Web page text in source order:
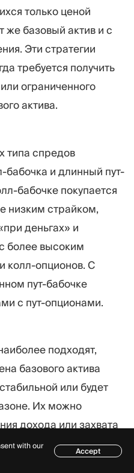
только ценой
же базовый актив и с
Эти стратегии
требуется получить
ограниченного
актива.
типа спредов
бабочка и длинный пут-
бабочке покупается
низким страйком,
деньгах» и
более высоким
колл-опционов. С
пут-бабочке
с пут-опционами.
подходят,
базового актива
или будет
Их можно
дохода или захвата
цены вверх/вниз.
with our
Accept